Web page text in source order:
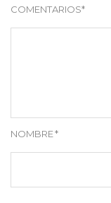
COMENTARIOS*
NOMBRE*